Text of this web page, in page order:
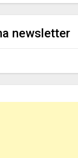
newsletter